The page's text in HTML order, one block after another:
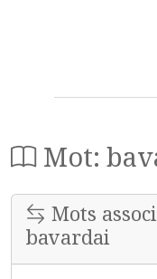
Mot:
Mots
bavardai